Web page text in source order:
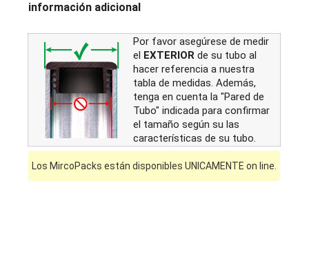
información adicional
Por favor asegúrese de medir
el EXTERIOR de su tubo al
hacer referencia a nuestra
tabla de medidas. Además,
tenga en cuenta la "Pared de
Tubo" indicada para confirmar
el tamaño según su las
características de su tubo.
Los MircoPacks están disponibles UNICAMENTE on line.